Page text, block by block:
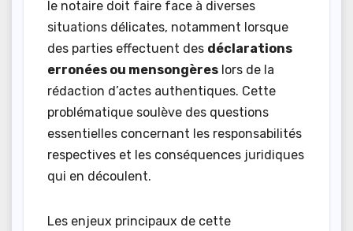
le notaire doit faire face à diverses
situations délicates, notamment lorsque
des parties effectuent des déclarations
erronées ou mensongères lors de la
rédaction d’actes authentiques. Cette
problématique soulève des questions
essentielles concernant les responsabilités
respectives et les conséquences juridiques
qui en découlent.
Les enjeux principaux de cette